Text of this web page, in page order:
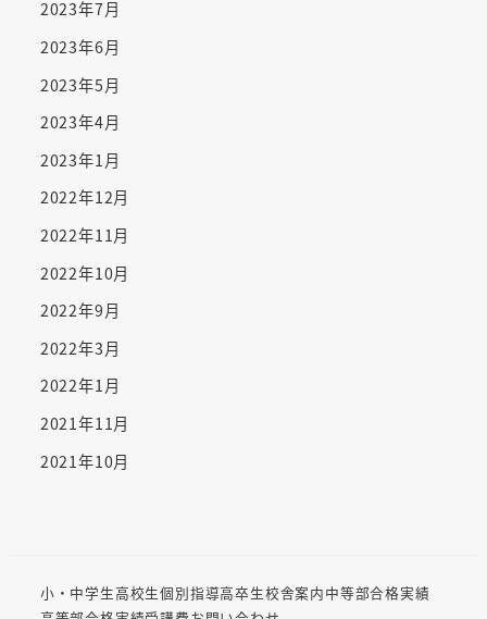
2023年7月
2023年6月
2023年5月
2023年4月
2023年1月
2022年12月
2022年11月
2022年10月
2022年9月
2022年3月
2022年1月
2021年11月
2021年10月
小・中学生高校生個別指導高卒生校舎案内中等部合格実績